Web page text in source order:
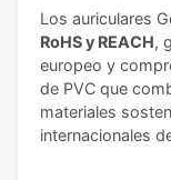
Los auriculares
RoHS y REACH,
europeo y
de PVC que
materiales
internacionales